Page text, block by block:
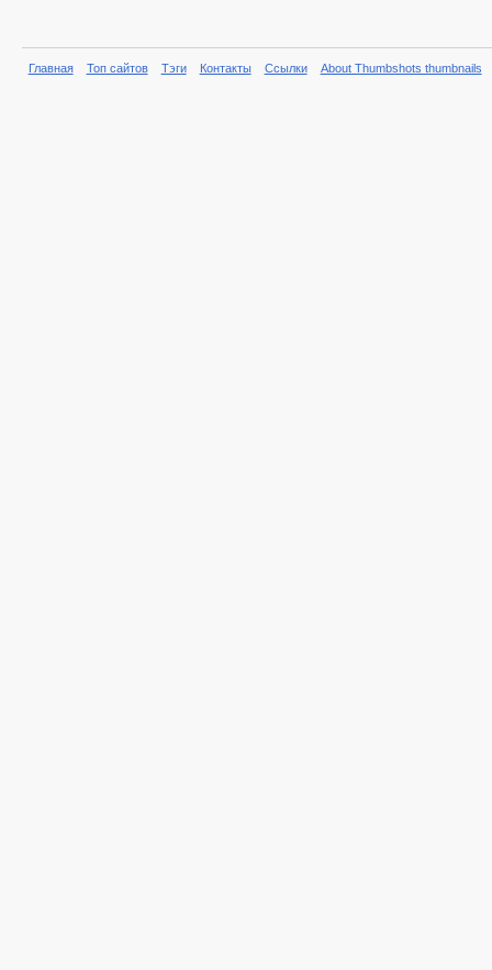
Главная Топ сайтов Тэги Контакты Ссылки About Thumbshots thumbnails